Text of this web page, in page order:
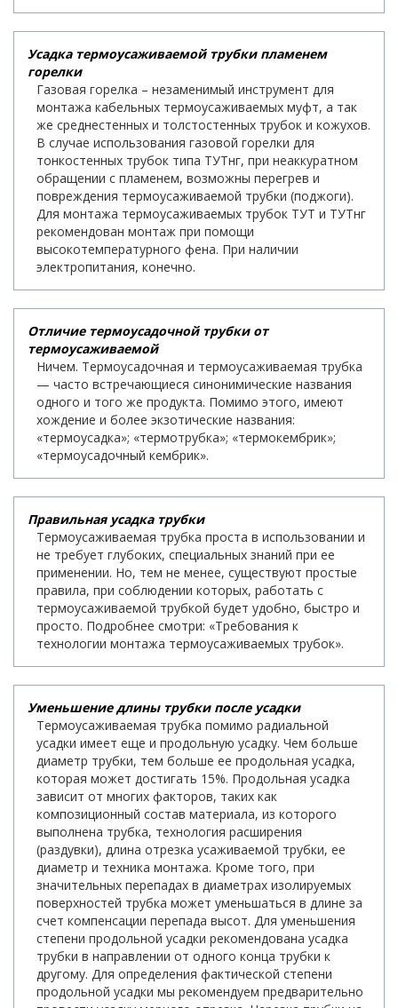
Усадка термоусаживаемой трубки пламенем
горелки
Газовая горелка – незаменимый инструмент для
монтажа кабельных термоусаживаемых муфт, а так
же среднестенных и толстостенных трубок и кожухов.
В случае использования газовой горелки для
тонкостенных трубок типа ТУТнг, при неаккуратном
обращении с пламенем, возможны перегрев и
повреждения термоусаживаемой трубки (поджоги).
Для монтажа термоусаживаемых трубок ТУТ и ТУТнг
рекомендован монтаж при помощи
высокотемпературного фена. При наличии
электропитания, конечно.
Отличие термоусадочной трубки от
термоусаживаемой
Ничем. Термоусадочная и термоусаживаемая трубка
— часто встречающиеся синонимические названия
одного и того же продукта. Помимо этого, имеют
хождение и более экзотические названия:
«термоусадка»; «термотрубка»; «термокембрик»;
«термоусадочный кембрик».
Правильная усадка трубки
Термоусаживаемая трубка проста в использовании и
не требует глубоких, специальных знаний при ее
применении. Но, тем не менее, существуют простые
правила, при соблюдении которых, работать с
термоусаживаемой трубкой будет удобно, быстро и
просто. Подробнее смотри: «Требования к
технологии монтажа термоусаживаемых трубок».
Уменьшение длины трубки после усадки
Термоусаживаемая трубка помимо радиальной
усадки имеет еще и продольную усадку. Чем больше
диаметр трубки, тем больше ее продольная усадка,
которая может достигать 15%. Продольная усадка
зависит от многих факторов, таких как
композиционный состав материала, из которого
выполнена трубка, технология расширения
(раздувки), длина отрезка усаживаемой трубки, ее
диаметр и техника монтажа. Кроме того, при
значительных перепадах в диаметрах изолируемых
поверхностей трубка может уменьшаться в длине за
счет компенсации перепада высот. Для уменьшения
степени продольной усадки рекомендована усадка
трубки в направлении от одного конца трубки к
другому. Для определения фактической степени
продольной усадки мы рекомендуем предварительно